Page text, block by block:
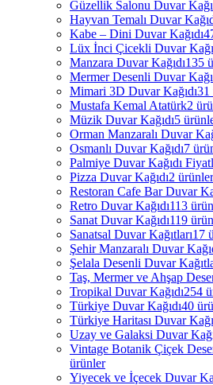
Güzellik Salonu Duvar
Hayvan Temalı Duvar
Kabe – Dini Duvar Kağıdı
Lüx İnci Çicekli Duvar
Manzara Duvar Kağıdı135
Mermer Desenli Duvar
Mimari 3D Duvar Kağıdı31
Mustafa Kemal Atatürk2
Müzik Duvar Kağıdı5
Orman Manzaralı Duvar
Osmanlı Duvar Kağıdı7
Palmiye Duvar Kağıdı
Pizza Duvar Kağıdı2 ürünler
Restoran Cafe Bar Duvar
Retro Duvar Kağıdı113
Sanat Duvar Kağıdı119
Sanatsal Duvar Kağıtları17
Şehir Manzaralı Duvar
Şelala Desenli Duvar
Taş, Mermer ve Ahşap
Tropikal Duvar Kağıdı254
Türkiye Duvar Kağıdı40
Türkiye Haritası Duvar
Uzay ve Galaksi Duvar
Vintage Botanik Çiçek
ürünler
Yiyecek ve İçecek Duvar